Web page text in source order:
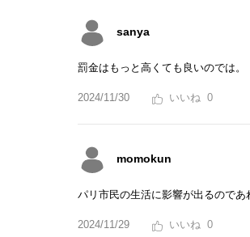
sanya
罰金はもっと高くても良いのでは。
2024/11/30 0
momokun
パリ市民の生活に影響が出るのであ
2024/11/29 0